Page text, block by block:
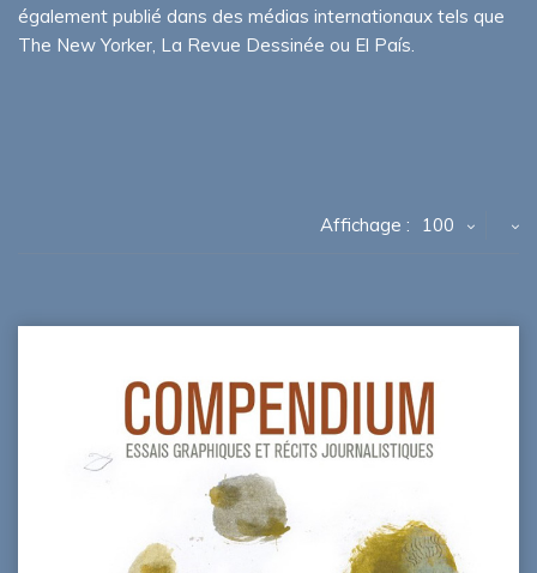
également publié dans des médias internationaux tels que
The New Yorker, La Revue Dessinée ou El País.
Affichage : 100